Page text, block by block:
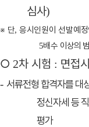
심사)
※ 단, 응시인원이 선발예
5배수 이상의
○ 2차 시험 : 면접
- 서류전형 합격자를 대
정신자세 등
평가